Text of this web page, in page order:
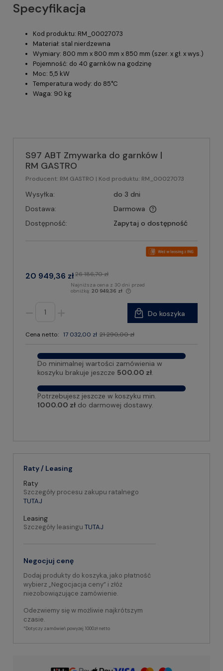
Specyfikacja
Kod produktu: RM_00027073
Materiał: stal nierdzewna
Wymiary: 800 mm x 800 mm x 850 mm (szer. x gł. x wys.)
Pojemność: do 40 garnków na godzinę
Moc: 5,5 kW
Temperatura wody: do 85°C
Waga: 90 kg
S97 ABT Zmywarka do garnków |
RM GASTRO
Producent: RM GASTRO | Kod produktu: RM_00027073
Wysyłka:
do 3 dni
Dostawa:
Darmowa
Dostępność:
Zapytaj o dostępność
20 949,36 zł26 186,70 zł
Najniższa cena z 30 dni przed
obniżką: 20 949,36 zł
Cena netto: 17 032,00 zł 21 290,00 zł
Do koszyka
Do minimalnej wartości zamówienia w
koszyku brakuje jeszcze 500.00 zł.
Potrzebujesz jeszcze w koszyku min.
1000.00 zł do darmowej dostawy.
Raty / Leasing
Raty
Szczegóły procesu zakupu ratalnego
TUTAJ
Leasing
Szczegóły leasingu TUTAJ
Negocjuj cenę
Dodaj produkty do koszyka, jako płatność
wybierz „Negocjacja ceny” i złóż
niezobowiązujące zamówienie.
Odezwiemy się w możliwie najkrótszym
czasie.
*Dotyczy zamówień powyżej 1000zł netto